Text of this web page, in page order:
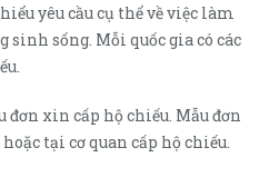
yêu cầu cụ thể về việc làm
sinh sống. Mỗi quốc gia có các
xin cấp hộ chiếu. Mẫu đơn
tại cơ quan cấp hộ chiếu.